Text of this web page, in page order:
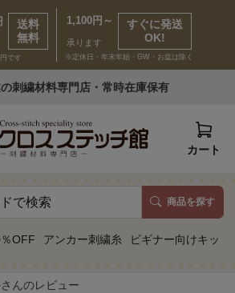
送料
無料
です
1,100円～
承ります
すぐに発送
OK!
※定休日・年末年始・GW・お盆は除く
刺繍材料専門店・常時在庫保有
カート
商品を探す
OFF アンカー刺繍糸 ビギナー向けキット
っしゃいませ ゲスト 様
んのレビュー